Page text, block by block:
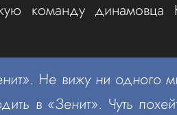
команду динамовца
Не вижу ни одного
в «Зенит». Чуть